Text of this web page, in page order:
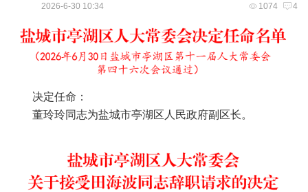
1074 4
2026-6-30 10:34
决定任命：
董玲玲同志为盐城市亭湖区人民政府副区长。